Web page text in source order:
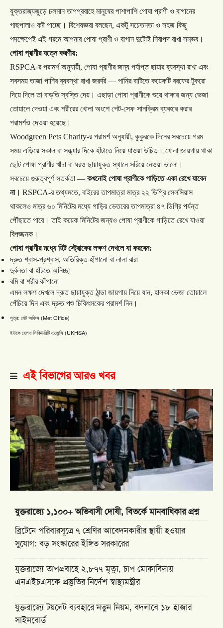
যুক্তরাজ্যজুড়ে চলমান তাপপ্রবাহে মানুষের পাশাপাশি পোষা প্রাণী ও বাগানের
গাছপালাও কষ্ট পাচ্ছে। বিশেষজ্ঞরা বলছেন, একটু সচেতনতা ও সহজ কিছু
পদক্ষেপেই এই গরমে আপনার পোষা প্রাণী ও বাগান দুটোই নিরাপদ রাখা সম্ভব।
পোষা প্রাণীর যত্নে করণীয়:
RSPCA-র পরামর্শ অনুযায়ী, পোষা প্রাণীর জন্য পর্যাপ্ত ছায়ার ব্যবস্থা রাখা এবং
সবসময় তাজা পানির ব্যবস্থা রাখা জরুরি— পানির বাটিতে কয়েকটি বরফের টুকরো
দিয়ে দিলে তা বাড়তি স্বস্তি দেয়। এছাড়া পোষা প্রাণীকে শুয়ে থাকার জন্য ভেজা
তোয়ালে দেওয়া এবং শরীরের খোলা অংশে পেট-সেফ সানক্রিম ব্যবহার করার
পরামর্শও দেওয়া হয়েছে।
Woodgreen Pets Charity-র পরামর্শ অনুযায়ী, কুকুরকে দিনের সবচেয়ে গরম
সময় এড়িয়ে সকাল বা সন্ধ্যার দিকে হাঁটাতে নিয়ে যাওয়া উচিত। খোলা জায়গায় থাকা
ছোট পোষা প্রাণীর খাঁচা বা ঘরও ছায়াযুক্ত স্থানে সরিয়ে নেওয়া ভালো।
সবচেয়ে গুরুত্বপূর্ণ সতর্কতা — কখনোই পোষা প্রাণীকে গাড়িতে একা রেখে যাবেন
না। RSPCA-র তথ্যমতে, বাইরের তাপমাত্রা মাত্র ২২ ডিগ্রি সেলসিয়াস
থাকলেও মাত্র ৬০ মিনিটের মধ্যে গাড়ির ভেতরের তাপমাত্রা ৪৭ ডিগ্রি পর্যন্ত
পৌঁছাতে পারে। তাই কয়েক মিনিটের জন্যও পোষা প্রাণীকে গাড়িতে রেখে যাওয়া
বিপজ্জনক।
পোষা প্রাণীর মধ্যে হিট স্ট্রোকের লক্ষণ দেখলে যা করবেন:
দ্রুত শ্বাস-প্রশ্বাস, অতিরিক্ত হাঁপানো বা লালা ঝরা
দুর্বলতা বা হাঁটতে অনিচ্ছা
বমি বা শরীর কাঁপানো
এমন লক্ষণ দেখলে দ্রুত ছায়াযুক্ত ঠান্ডা জায়গায় নিয়ে যান, হালকা ভেজা তোয়ালে
পেঁচিয়ে দিন এবং দ্রুত পশু চিকিৎসকের পরামর্শ নিন।
সূত্র: মেট অফিস (Met Office)
ইউকে হেলথ সিকিউরিটি এজেন্সি (UKHSA)
এই বিভাগের আরও খবর
যুক্তরাজ্যে ১,১০০+ অভিবাসী দোষী, বিতর্কে মানবাধিকার প্রশ্ন
ব্রিটেনে পরিবারসূত্রে ৭ শ্রেণির আবেদনকারীর স্থায়ী হওয়ার
সুযোগ: বড় সংস্কারের ইঙ্গিত সরকারের
যুক্তরাজ্যে তাপপ্রবাহে ২,৮৭৭ মৃত্যু, চাপ মোকাবিলায়
এনএইচএসকে প্রস্তুতির নির্দেশ স্বাস্থ্যমন্ত্রীর
যুক্তরাজ্যে টয়লেট ব্যবহারে নতুন নিয়ম, বদলাবে ১৮ হাজার
সাইনবোর্ড